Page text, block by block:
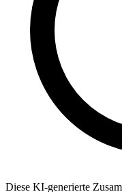
Diese KI-generierte